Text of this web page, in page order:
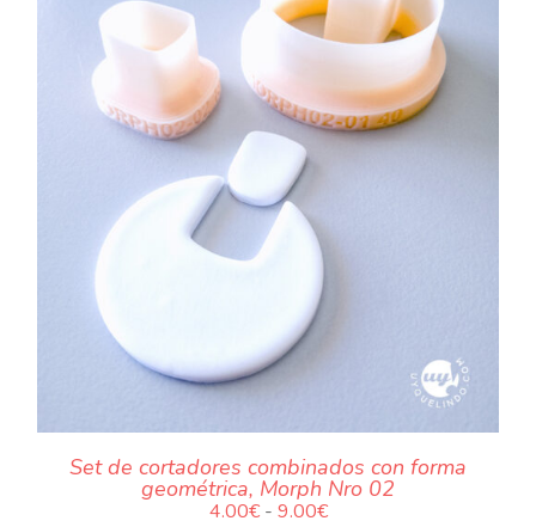
Set de cortadores combinados con forma
geométrica, Morph Nro 02
4.00€ - 9.00€Rango